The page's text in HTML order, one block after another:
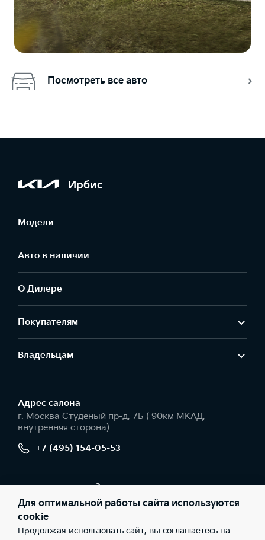
Посмотреть все авто
Ирбис
Модели
Авто в наличии
О Дилере
Покупателям
Владельцам
Адрес салонa
г. Москва Студеный пр-д, 7Б ( 90км МКАД,
внутренняя сторона)
+7 (495) 154-05-53
Заказать звонок
© 2026 Юридические лица ООО «АГ ИРБИС» (Фактический
Для оптимальной работы сайта используются
cookie
Продолжая использовать сайт, вы соглашаетесь на